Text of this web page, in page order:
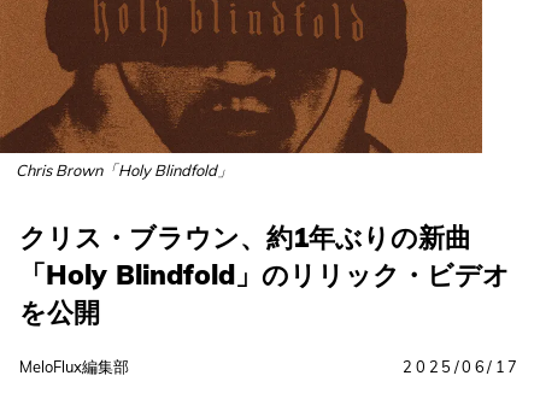
Chris Brown「Holy Blindfold」
クリス・ブラウン、約1年ぶりの新曲
「Holy Blindfold」のリリック・ビデオ
を公開
MeloFlux編集部 2025/06/17